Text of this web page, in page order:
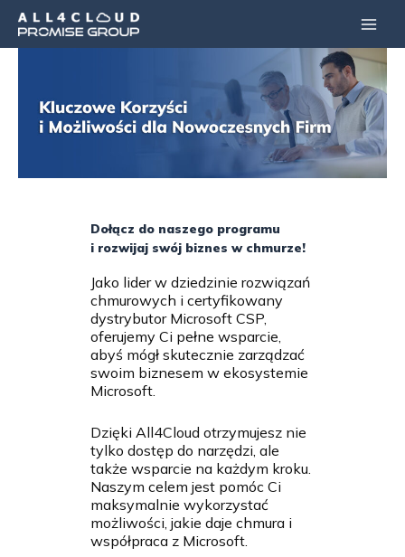
Przejdź
Main
Dołącz do naszego programu
i rozwijaj swój biznes w chmurze!
Jako lider w dziedzinie rozwiązań
chmurowych i certyfikowany
dystrybutor Microsoft CSP,
oferujemy Ci pełne wsparcie,
abyś mógł skutecznie zarządzać
swoim biznesem w ekosystemie
Microsoft.
Dzięki All4Cloud otrzymujesz nie
tylko dostęp do narzędzi, ale
także wsparcie na każdym kroku.
Naszym celem jest pomóc Ci
maksymalnie wykorzystać
możliwości, jakie daje chmura i
współpraca z Microsoft.